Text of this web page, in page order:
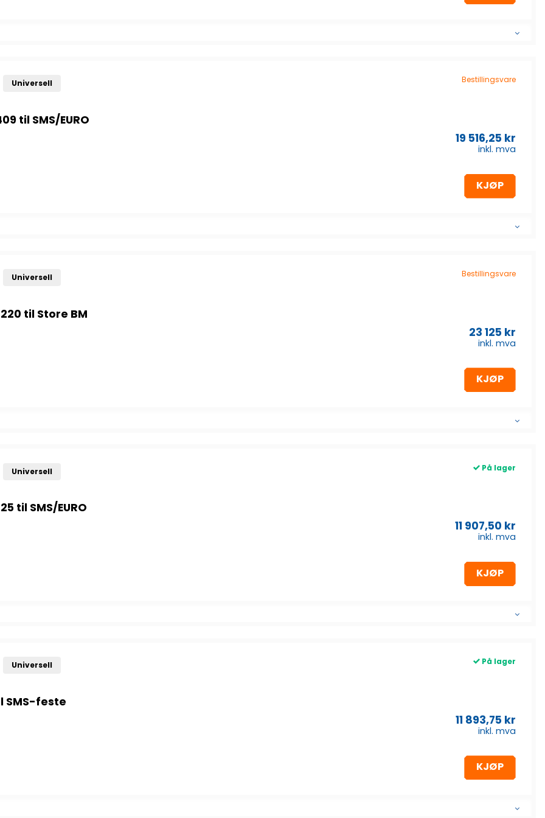
Universell Bestillingsvare
til SMS/EURO
19 516,25 kr
inkl. mva
KJØP
Universell Bestillingsvare
til Store BM
23 125 kr
inkl. mva
KJØP
Universell På lager
til SMS/EURO
11 907,50 kr
inkl. mva
KJØP
Universell På lager
SMS-feste
11 893,75 kr
inkl. mva
KJØP